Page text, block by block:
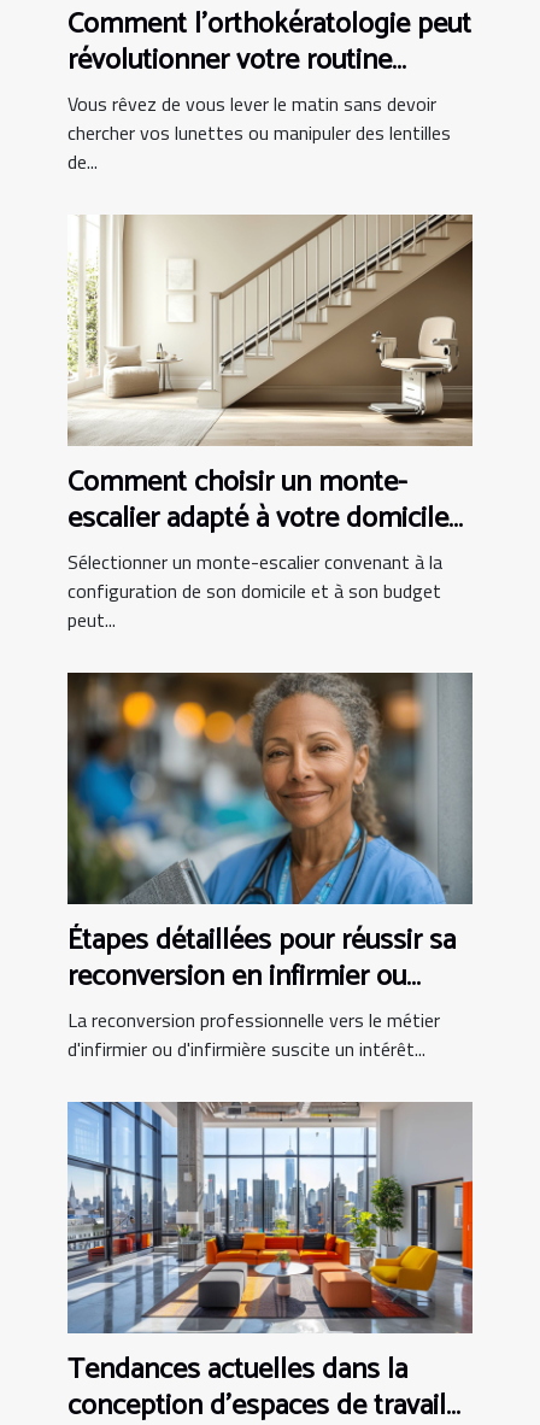
Comment l'orthokératologie peut
révolutionner votre routine
matinale ?
Vous rêvez de vous lever le matin sans devoir
chercher vos lunettes ou manipuler des lentilles
de...
Comment choisir un monte-
escalier adapté à votre domicile
et budget
Sélectionner un monte-escalier convenant à la
configuration de son domicile et à son budget
peut...
Étapes détaillées pour réussir sa
reconversion en infirmier ou
infirmière
La reconversion professionnelle vers le métier
d'infirmier ou d'infirmière suscite un intérêt...
Tendances actuelles dans la
conception d'espaces de travail